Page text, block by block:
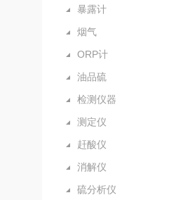
暴露计
烟气
ORP计
油品硫
检测仪器
测定仪
赶酸仪
消解仪
硫分析仪